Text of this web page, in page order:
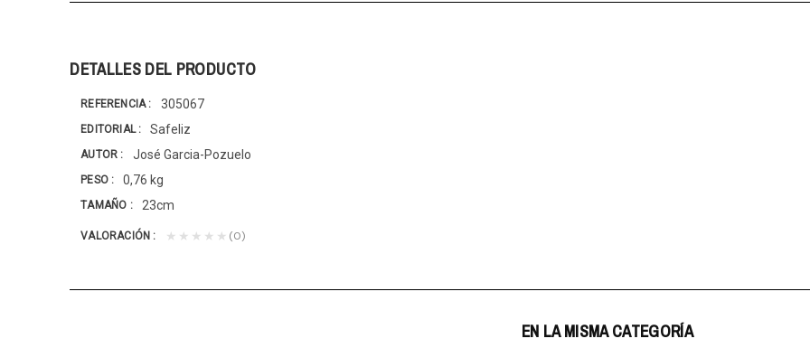
DETALLES DEL PRODUCTO
REFERENCIA 305067
EDITORIAL Safeliz
AUTOR José Garcia-Pozuelo
PESO 0,76 kg
TAMAÑO 23cm
VALORACIÓN ★★★★★ (0)
EN LA MISMA CATEGORÍA